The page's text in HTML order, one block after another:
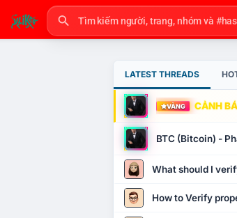
LATEST THREADS
VÀNG CẢNH
BTC (Bitcoin) -
What should I
How to Verify